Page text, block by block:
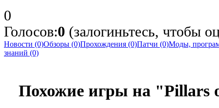
0
Голосов:0 (залогиньтесь, чтобы
Новости (0)Обзоры (0)Прохождения (0)Патчи (0)Моды,
знаний (0)
Похожие игры на "Pillars